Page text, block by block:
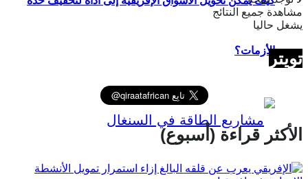
الأزمات؟
مشاهدة جميع النتائج
يشغل حاليا
تويتر
الأكثر قراءة (أسبوع)